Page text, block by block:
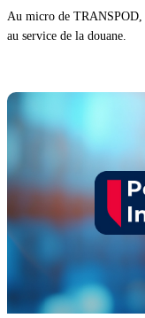
Au micro de
au service de la douane.